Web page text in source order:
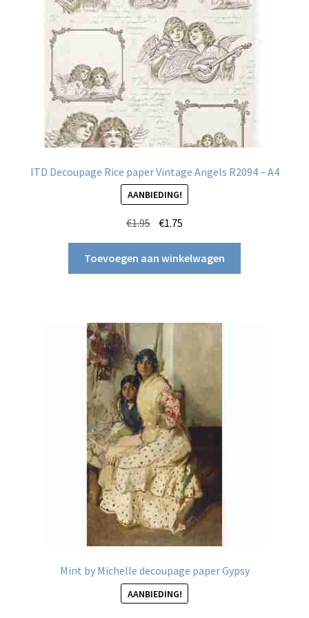
ITD Decoupage Rice paper Vintage Angels R2094 – A4
AANBIEDING!
€1.95 Oorspronkelijke
was:
€1.95.
€1.75
is:
€1.75.
Toevoegen aan winkelwagen
Mint by Michelle decoupage paper Gypsy
AANBIEDING!